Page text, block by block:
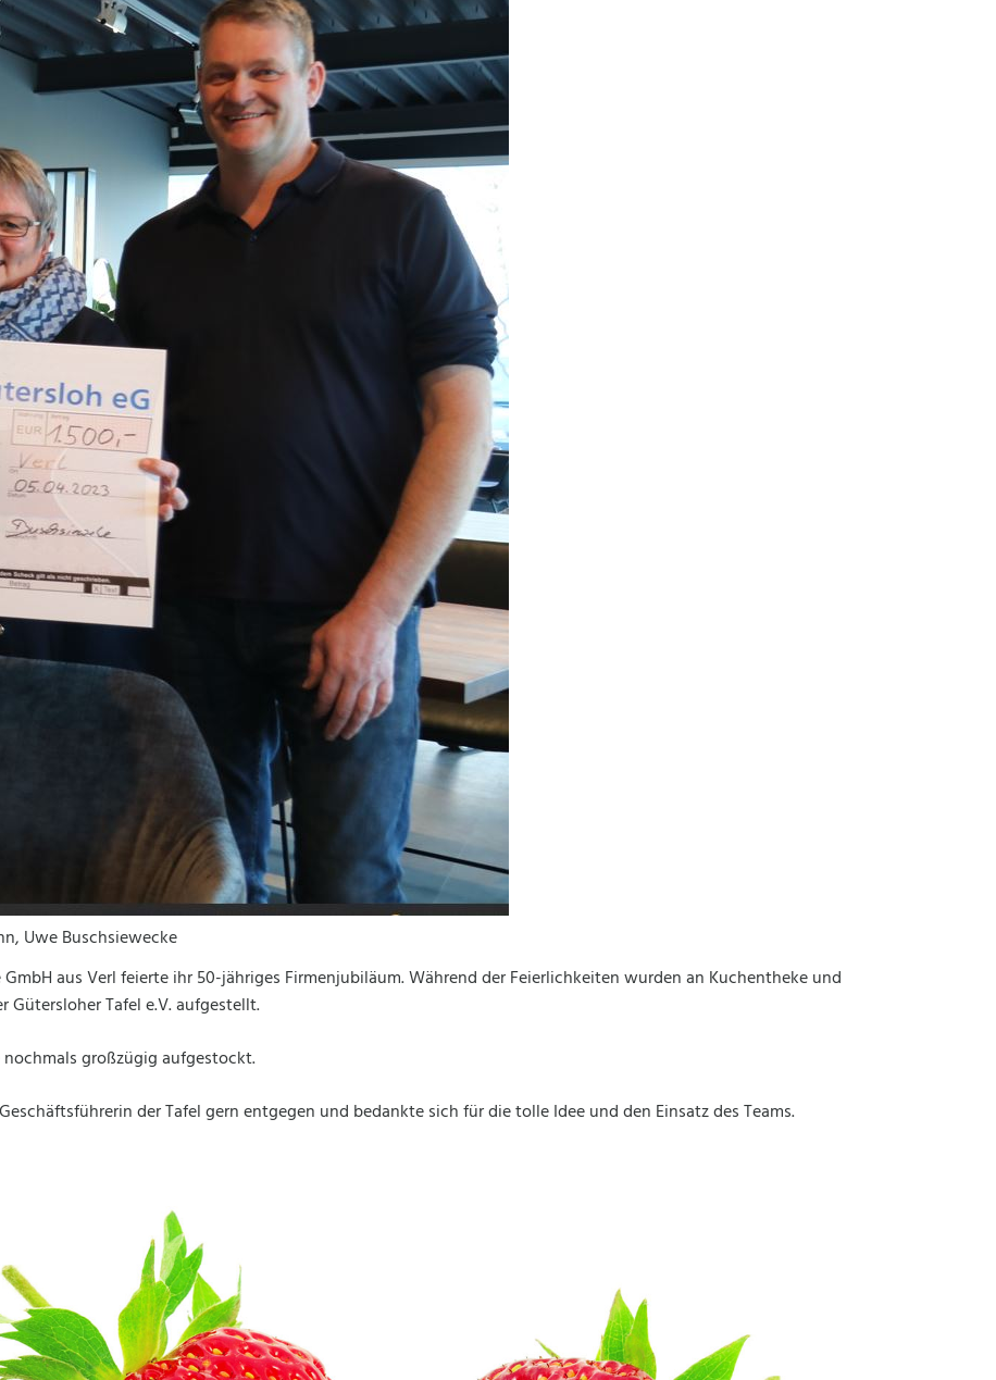
Uwe Buschsiewecke
aus Verl feierte ihr 50-jähriges Firmenjubiläum. Während der Feierlichkeiten wurden an Kuchentheke und
Tafel e.V. aufgestellt.
großzügig aufgestockt.
der Tafel gern entgegen und bedankte sich für die tolle Idee und den Einsatz des Teams.